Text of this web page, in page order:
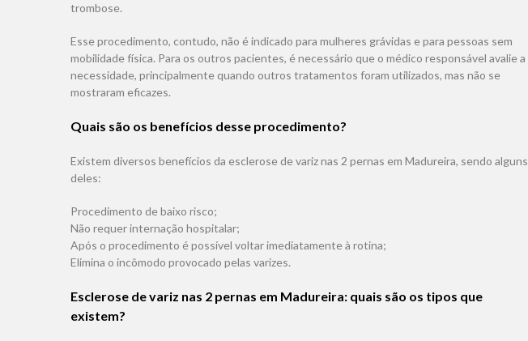
trombose.
Esse procedimento, contudo, não é indicado para mulheres grávidas e para pessoas sem
mobilidade física. Para os outros pacientes, é necessário que o médico responsável avalie a
necessidade, principalmente quando outros tratamentos foram utilizados, mas não se
mostraram eficazes.
Quais são os benefícios desse procedimento?
Existem diversos benefícios da esclerose de variz nas 2 pernas em Madureira, sendo alguns
deles:
Procedimento de baixo risco;
Não requer internação hospitalar;
Após o procedimento é possível voltar imediatamente à rotina;
Elimina o incômodo provocado pelas varizes.
Esclerose de variz nas 2 pernas em Madureira: quais são os tipos que
existem?